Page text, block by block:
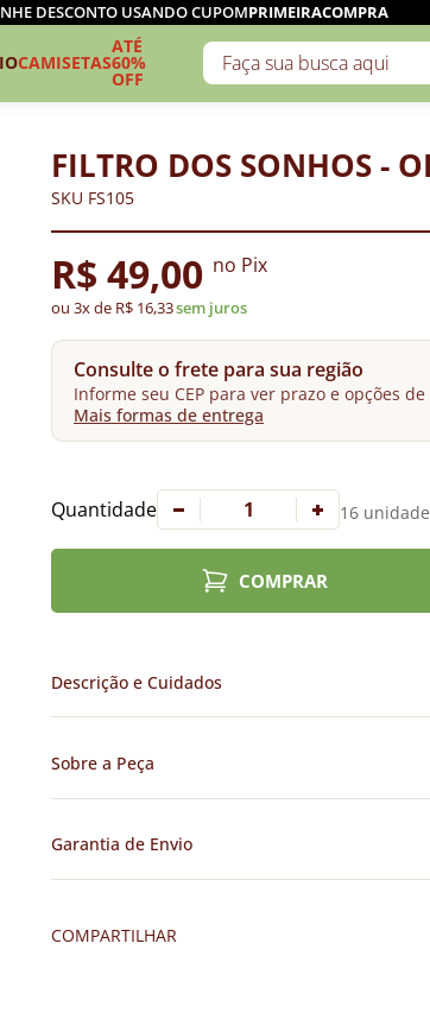
DESCONTO USANDO CUPOMPRIMEIRACOMPRA
CAMISETAS
ATÉ
60%
OFF
FILTRO DOS SONHOS -
SKU FS105
R$ 49,00 no Pix
ou 3x de R$ 16,33sem juros
Consulte o frete para sua região
Informe seu CEP para ver prazo e opções
Mais formas de entrega
Quantidade 16
COMPRAR
Descrição e Cuidados
Sobre a Peça
Garantia de Envio
COMPARTILHAR